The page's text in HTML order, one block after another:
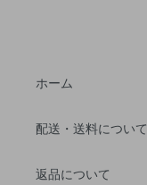
ホーム
配送・送料について
返品について